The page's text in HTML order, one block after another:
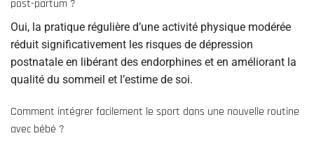
post-partum ?
Oui, la pratique régulière d’une activité physique modérée
réduit significativement les risques de dépression
postnatale en libérant des endorphines et en améliorant la
qualité du sommeil et l’estime de soi.
Comment intégrer facilement le sport dans une nouvelle routine
avec bébé ?